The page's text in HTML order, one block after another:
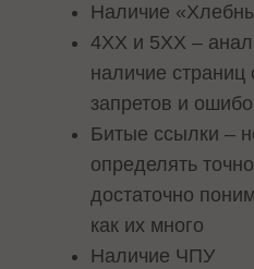
Наличие
4ХХ и 5ХХ –
наличие страниц
запретов и
Битые ссылки –
определять
достаточно
как их много
Наличие ЧПУ